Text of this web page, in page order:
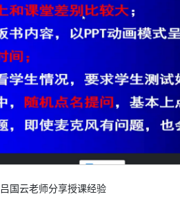
吕国云老师分享授课经验